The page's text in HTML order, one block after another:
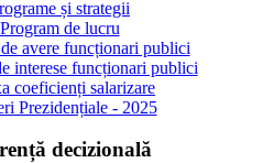
și strategii
Program de lucru
avere funcționari publici
interese funcționari publici
coeficienți salarizare
Prezidențiale - 2025
decizională